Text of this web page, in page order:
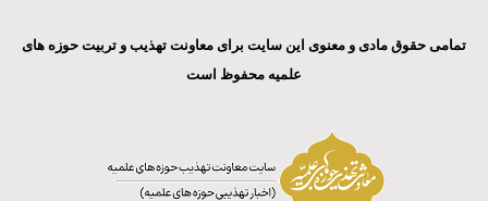
تمامی حقوق مادی و معنوی این سایت برای معاونت تهذیب و تربیت حوزه های
علمیه محفوظ است